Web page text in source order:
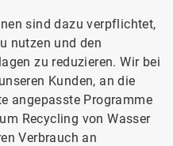
sind dazu verpflichtet,
nutzen und den
zu reduzieren. Wir bei
Kunden, an die
angepasste Programme
Recycling von Wasser
Verbrauch an